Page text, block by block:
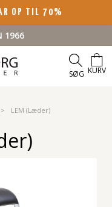
OP TIL 70%
1966
SØG KURV
LEM (Læder)